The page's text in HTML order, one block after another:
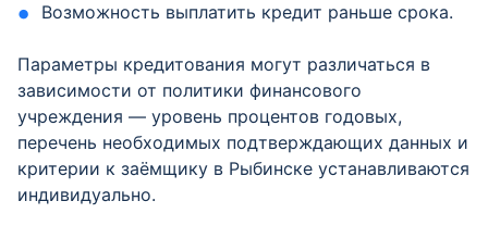
Возможность выплатить кредит раньше срока.
Параметры кредитования могут различаться в
зависимости от политики финансового
учреждения — уровень процентов годовых,
перечень необходимых подтверждающих данных и
критерии к заёмщику в Рыбинске устанавливаются
индивидуально.